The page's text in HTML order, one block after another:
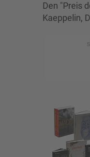
Den "Preis
Kaeppelin,